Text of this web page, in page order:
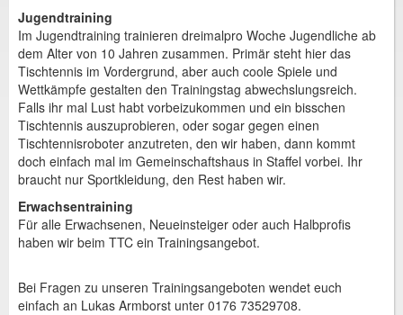
Jugendtraining
Im Jugendtraining trainieren dreimalpro Woche Jugendliche ab
dem Alter von 10 Jahren zusammen. Primär steht hier das
Tischtennis im Vordergrund, aber auch coole Spiele und
Wettkämpfe gestalten den Trainingstag abwechslungsreich.
Falls ihr mal Lust habt vorbeizukommen und ein bisschen
Tischtennis auszuprobieren, oder sogar gegen einen
Tischtennisroboter anzutreten, den wir haben, dann kommt
doch einfach mal im Gemeinschaftshaus in Staffel vorbei. Ihr
braucht nur Sportkleidung, den Rest haben wir.
Erwachsentraining
Für alle Erwachsenen, Neueinsteiger oder auch Halbprofis
haben wir beim TTC ein Trainingsangebot.
Bei Fragen zu unseren Trainingsangeboten wendet euch
einfach an Lukas Armborst unter 0176 73529708.